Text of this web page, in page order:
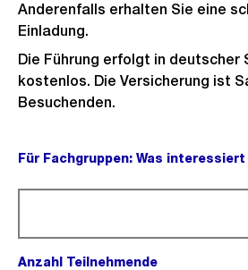
Anderenfalls erhalten Sie eine
Einladung.
Die Führung erfolgt in deutscher
kostenlos. Die Versicherung ist
Besuchenden.
Für Fachgruppen: Was
Anzahl Teilnehmende